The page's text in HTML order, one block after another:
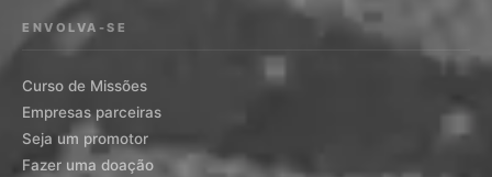
ENVOLVA-SE
Curso de Missões
Empresas parceiras
Seja um promotor
Fazer uma doação